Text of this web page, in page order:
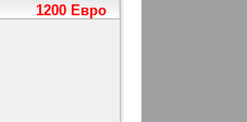
1200 Евро